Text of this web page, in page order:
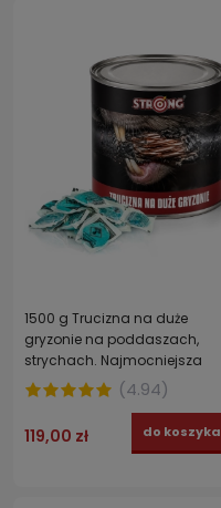
1500 g Trucizna na duże
gryzonie na poddaszach,
strychach. Najmocniejsza
pasta DIFENAKUM
(4.94)
119,00 zł do koszyka